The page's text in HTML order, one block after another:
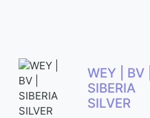
WEY | BV |
SIBERIA
SILVER